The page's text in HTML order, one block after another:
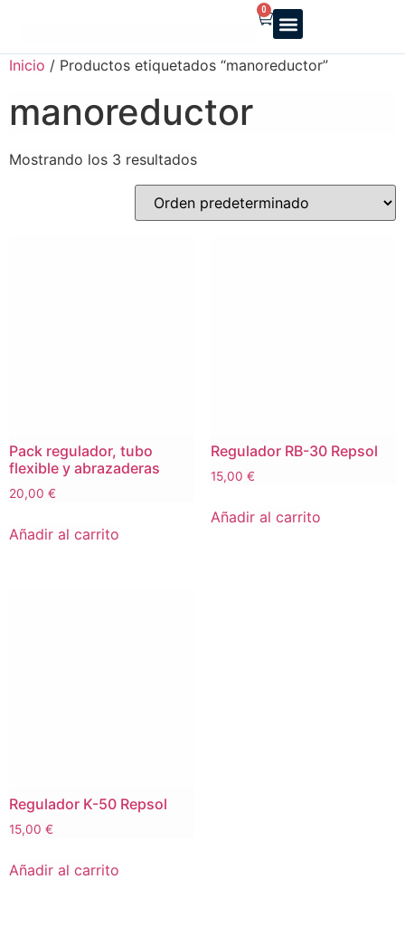
0
Inicio / Productos etiquetados “manoreductor”
manoreductor
Mostrando los 3 resultados
Pack regulador, tubo
flexible y abrazaderas
20,00 €
Añadir al carrito
Regulador RB-30 Repsol
15,00 €
Añadir al carrito
Regulador K-50 Repsol
15,00 €
Añadir al carrito